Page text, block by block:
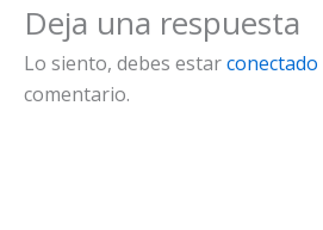
Deja una respuesta
Lo siento, debes estarconectado
comentario.